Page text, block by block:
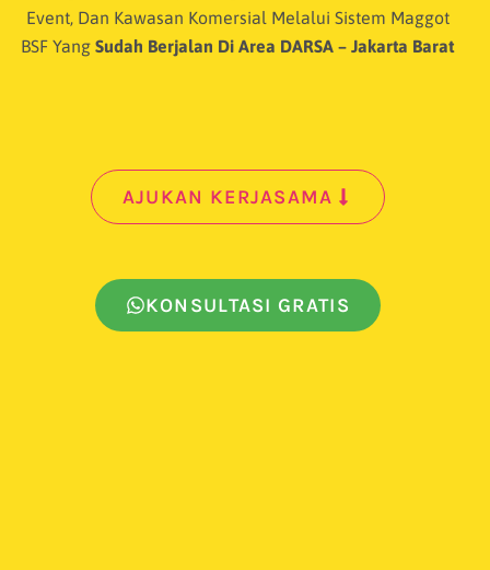
Event, Dan Kawasan Komersial Melalui Sistem Maggot
BSF YangSudah Berjalan Di Area DARSA – Jakarta Barat
AJUKAN KERJASAMA
KONSULTASI GRATIS